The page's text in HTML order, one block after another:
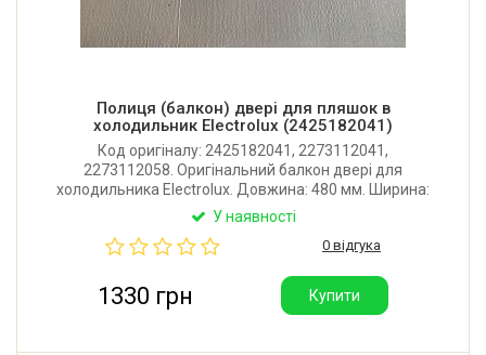
Полиця (балкон) двері для пляшок в
холодильник Electrolux (2425182041)
Код оригіналу: 2425182041, 2273112041,
2273112058. Оригінальний балкон двері для
холодильника Electrolux. Довжина: 480 мм. Ширина:
120 мм. Висота: 110 мм. Виробник: Італія.
У наявності
0 відгука
1330 грн Купити